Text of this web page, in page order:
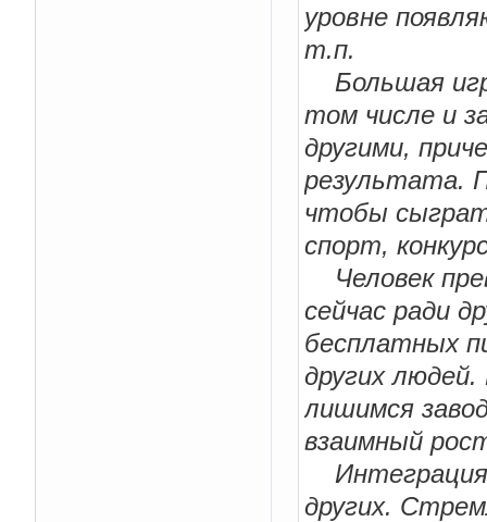
уровне
т.п.
Большая
том числе и
другими,
результата.
чтобы
спорт,
Человек
сейчас ради
бесплатных
других
лишимся
взаимный
других.